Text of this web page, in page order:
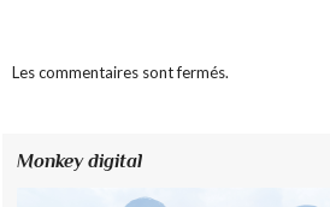
Les commentaires sont fermés.
Monkey digital